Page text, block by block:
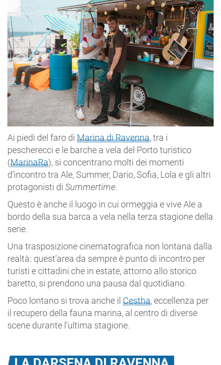
Ai piedi del faro di Marina di Ravenna, tra i
pescherecci e le barche a vela del Porto turistico
(MarinaRa), si concentrano molti dei momenti
d’incontro tra Ale, Summer, Dario, Sofia, Lola e gli altri
protagonisti di Summertime.
Questo è anche il luogo in cui ormeggia e vive Ale a
bordo della sua barca a vela nella terza stagione della
serie.
Una trasposizione cinematografica non lontana dalla
realtà: quest’area da sempre è punto di incontro per
turisti e cittadini che in estate, attorno allo storico
baretto, si prendono una pausa dal quotidiano.
Poco lontano si trova anche il Cestha, eccellenza per
il recupero della fauna marina, al centro di diverse
scene durante l’ultima stagione.